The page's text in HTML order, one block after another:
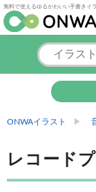
無料で使えるゆるかわいい手書きイ
ONWAイラスト
レコード